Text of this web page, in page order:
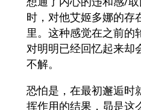
时，对他艾姬多娜的存
里。这种感觉在之前的
对明明已经回忆起来却
不解。
恐怕是，在最初邂逅时
挥作用的结果，昴是这